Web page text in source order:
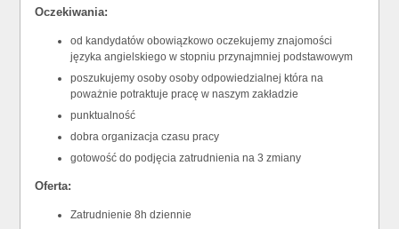
Oczekiwania:
od kandydatów obowiązkowo oczekujemy znajomości
języka angielskiego w stopniu przynajmniej podstawowym
poszukujemy osoby osoby odpowiedzialnej która na
poważnie potraktuje pracę w naszym zakładzie
punktualność
dobra organizacja czasu pracy
gotowość do podjęcia zatrudnienia na 3 zmiany
Oferta:
Zatrudnienie 8h dziennie